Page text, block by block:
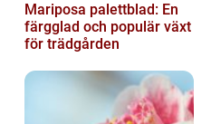
Mariposa palettblad: En
färgglad och populär växt
för trädgården